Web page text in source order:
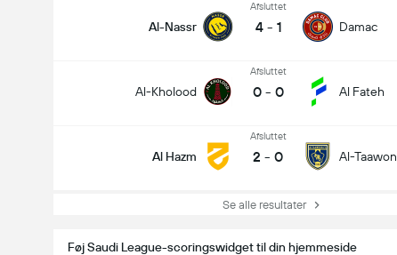
Al-Nassr
Afsluttet
4 - 1 Damac
Al-Kholood
Afsluttet
0 - 0 Al Fateh
Al Hazm
Afsluttet
2 - 0 Al-Taawon
Se alle resultater
Føj Saudi League-scoringswidget til din hjemmeside